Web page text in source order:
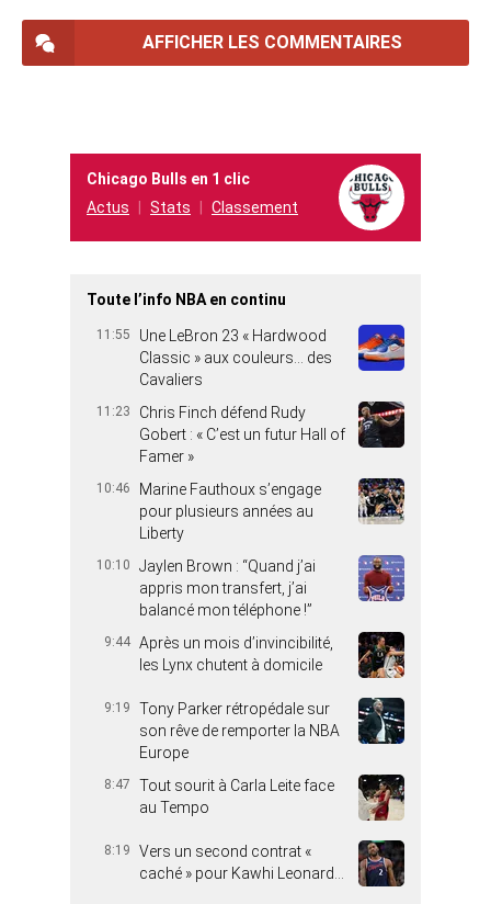
AFFICHER LES COMMENTAIRES
Chicago Bulls en 1 clic
Actus
Stats Classement
Toute l’info NBA en continu
11:55
Une LeBron 23 « Hardwood
Classic » aux couleurs… des
Cavaliers
11:23
Chris Finch défend Rudy
Gobert : « C’est un futur Hall of
Famer »
10:46
Marine Fauthoux s’engage
pour plusieurs années au
Liberty
10:10
Jaylen Brown : “Quand j’ai
appris mon transfert, j’ai
balancé mon téléphone !”
9:44 Après un mois d’invincibilité,
les Lynx chutent à domicile
9:19
Tony Parker rétropédale sur
son rêve de remporter la NBA
Europe
8:47
Tout sourit à Carla Leite face
au Tempo
8:19
Vers un second contrat «
caché » pour Kawhi Leonard…